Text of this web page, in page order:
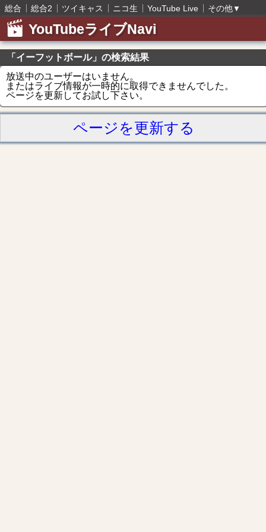
総合 総合2 ツイキャス ニコ生 YouTube Live その他▼
YouTubeライブNavi
「イーフットボール」の検索結果
放送中のユーザーはいません。
またはライブ情報が一時的に取得できませんでした。
ページを更新してお試し下さい。
ページを更新する